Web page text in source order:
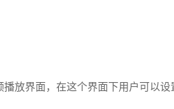
放界面，在这个界面下用户可以